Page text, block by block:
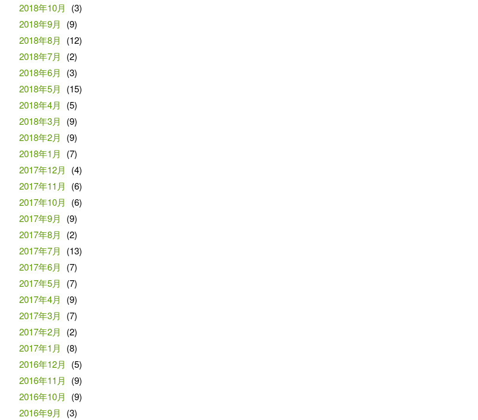
2018年10月
(3)
2018年9月
(9)
2018年8月
(12)
2018年7月
(2)
2018年6月
(3)
2018年5月
(15)
2018年4月
(5)
2018年3月
(9)
2018年2月
(9)
2018年1月
(7)
2017年12月
(4)
2017年11月
(6)
2017年10月
(6)
2017年9月
(9)
2017年8月
(2)
2017年7月
(13)
2017年6月
(7)
2017年5月
(7)
2017年4月
(9)
2017年3月
(7)
2017年2月
(2)
2017年1月
(8)
2016年12月
(5)
2016年11月
(9)
2016年10月
(9)
2016年9月
(3)